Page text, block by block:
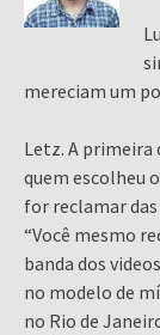
mereciam um
Letz. A primeira
quem escolheu
for reclamar
“Você mesmo
banda dos
no modelo de
no Rio de